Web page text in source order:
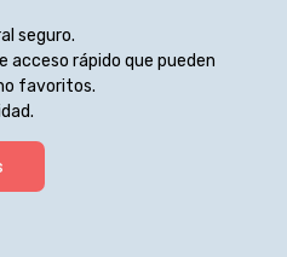
seguro.
acceso rápido que pueden
favoritos.